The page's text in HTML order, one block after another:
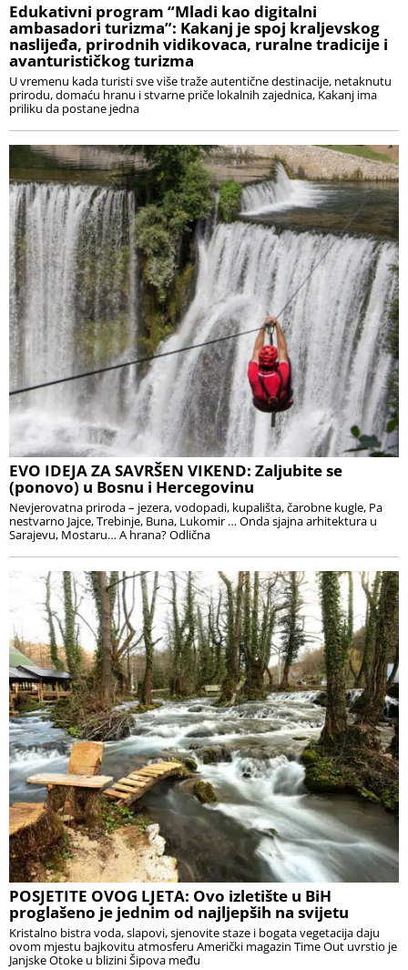
Edukativni program “Mladi kao digitalni
ambasadori turizma”: Kakanj je spoj kraljevskog
naslijeđa, prirodnih vidikovaca, ruralne tradicije i
avanturističkog turizma
U vremenu kada turisti sve više traže autentične destinacije, netaknutu
prirodu, domaću hranu i stvarne priče lokalnih zajednica, Kakanj ima
priliku da postane jedna
EVO IDEJA ZA SAVRŠEN VIKEND: Zaljubite se
(ponovo) u Bosnu i Hercegovinu
Nevjerovatna priroda – jezera, vodopadi, kupališta, čarobne kugle, Pa
nestvarno Jajce, Trebinje, Buna, Lukomir … Onda sjajna arhitektura u
Sarajevu, Mostaru… A hrana? Odlična
POSJETITE OVOG LJETA: Ovo izletište u BiH
proglašeno je jednim od najljepših na svijetu
Kristalno bistra voda, slapovi, sjenovite staze i bogata vegetacija daju
ovom mjestu bajkovitu atmosferu Američki magazin Time Out uvrstio je
Janjske Otoke u blizini Šipova među